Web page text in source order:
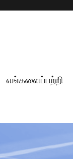
எங்களைப்பற்றி